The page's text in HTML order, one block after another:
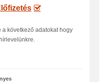
a következő adatokat hogy